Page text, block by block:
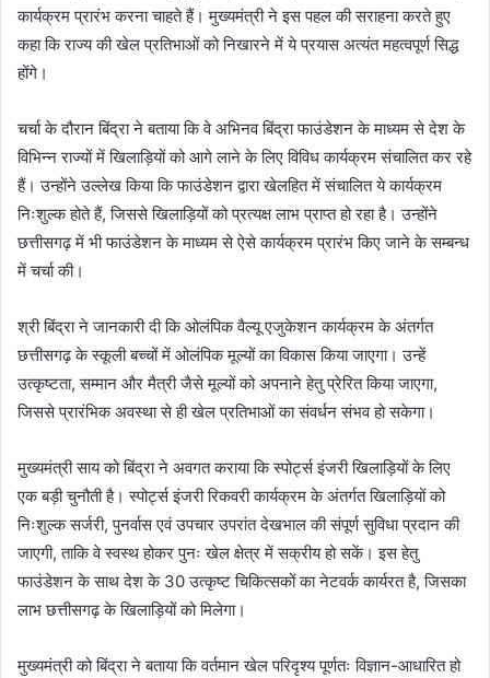
कार्यक्रम प्रारंभ करना चाहते हैं। मुख्यमंत्री ने इस पहल की सराहना करते हुए
कहा कि राज्य की खेल प्रतिभाओं को निखारने में ये प्रयास अत्यंत महत्वपूर्ण सिद्ध
होंगे।
चर्चा के दौरान बिंद्रा ने बताया कि वे अभिनव बिंद्रा फाउंडेशन के माध्यम से देश के
विभिन्न राज्यों में खिलाड़ियों को आगे लाने के लिए विविध कार्यक्रम संचालित कर रहे
हैं। उन्होंने उल्लेख किया कि फाउंडेशन द्वारा खेलहित में संचालित ये कार्यक्रम
निःशुल्क होते हैं, जिससे खिलाड़ियों को प्रत्यक्ष लाभ प्राप्त हो रहा है। उन्होंने
छत्तीसगढ़ में भी फाउंडेशन के माध्यम से ऐसे कार्यक्रम प्रारंभ किए जाने के सम्बन्ध
में चर्चा की।
श्री बिंद्रा ने जानकारी दी कि ओलंपिक वैल्यू एजुकेशन कार्यक्रम के अंतर्गत
छत्तीसगढ़ के स्कूली बच्चों में ओलंपिक मूल्यों का विकास किया जाएगा। उन्हें
उत्कृष्टता, सम्मान और मैत्री जैसे मूल्यों को अपनाने हेतु प्रेरित किया जाएगा,
जिससे प्रारंभिक अवस्था से ही खेल प्रतिभाओं का संवर्धन संभव हो सकेगा।
मुख्यमंत्री साय को बिंद्रा ने अवगत कराया कि स्पोर्ट्स इंजरी खिलाड़ियों के लिए
एक बड़ी चुनौती है। स्पोर्ट्स इंजरी रिकवरी कार्यक्रम के अंतर्गत खिलाड़ियों को
निःशुल्क सर्जरी, पुनर्वास एवं उपचार उपरांत देखभाल की संपूर्ण सुविधा प्रदान की
जाएगी, ताकि वे स्वस्थ होकर पुनः खेल क्षेत्र में सक्रीय हो सकें। इस हेतु
फाउंडेशन के साथ देश के 30 उत्कृष्ट चिकित्सकों का नेटवर्क कार्यरत है, जिसका
लाभ छत्तीसगढ़ के खिलाड़ियों को मिलेगा।
मुख्यमंत्री को बिंद्रा ने बताया कि वर्तमान खेल परिदृश्य पूर्णतः विज्ञान-आधारित हो